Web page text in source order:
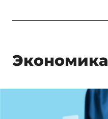
Экономика